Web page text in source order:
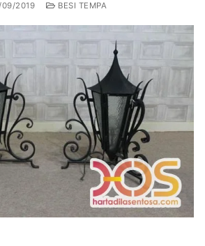
Klasik
Besi Tempa
Besi Tempa Klasik
Tempa
Tempa Murah Jakarta
Klasik
Antik
Pagar Besi Tempa Mewah
& Kursi Teras Besi Tempa
Besi Tempa Klasik Mewah
Besi Tempa Antik Mewah
2019 BESI TEMPA